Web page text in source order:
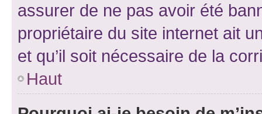
assurer de ne pas avoir été
propriétaire du site internet ait
et qu’il soit nécessaire de la
Haut